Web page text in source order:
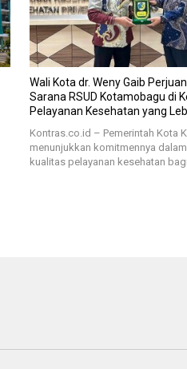
Wali Kota dr. Weny Gaib
Sarana RSUD Kotamobagu di
Pelayanan Kesehatan yang
Kontras.co.id – Pemerintah Kota
menunjukkan komitmennya
kualitas pelayanan kesehatan